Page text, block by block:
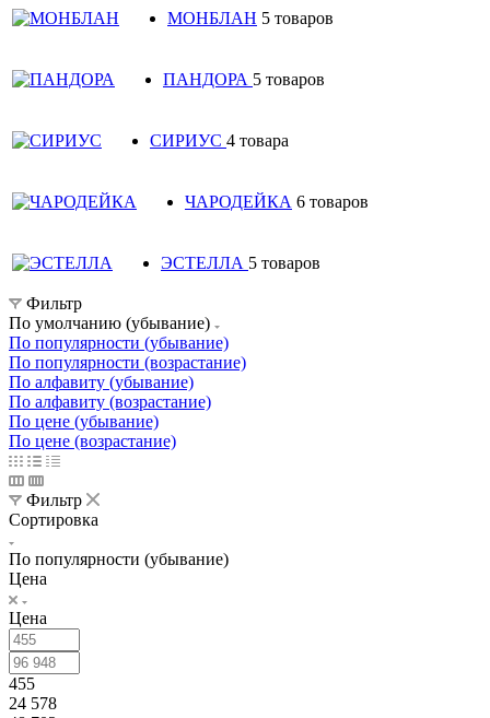
МОНБЛАН 5 товаров
ПАНДОРА 5 товаров
СИРИУС 4 товара
ЧАРОДЕЙКА 6 товаров
ЭСТЕЛЛА 5 товаров
Фильтр
По умолчанию (убывание)
По популярности (убывание)
По популярности (возрастание)
По алфавиту (убывание)
По алфавиту (возрастание)
По цене (убывание)
По цене (возрастание)
Фильтр
Сортировка
По популярности (убывание)
Цена
Цена
455
24 578